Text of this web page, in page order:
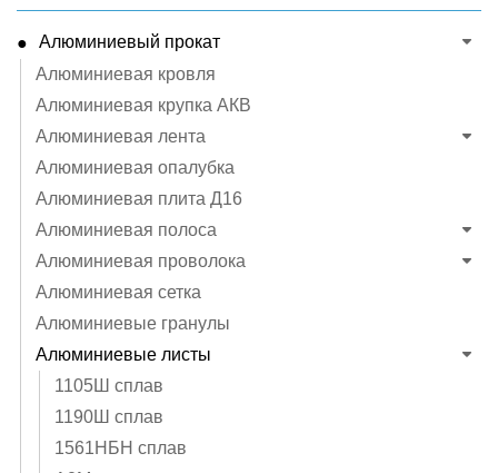
Алюминиевый прокат
Алюминиевая кровля
Алюминиевая крупка АКВ
Алюминиевая лента
Алюминиевая опалубка
Алюминиевая плита Д16
Алюминиевая полоса
Алюминиевая проволока
Алюминиевая сетка
Алюминиевые гранулы
Алюминиевые листы
1105Ш сплав
1190Ш сплав
1561НБН сплав